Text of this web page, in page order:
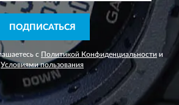
ПОДПИСАТЬСЯ
с Политикой Конфиденциальности и
Условиями пользования